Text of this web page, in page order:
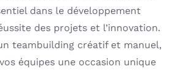
dans le développement
des projets et l’innovation.
teambuilding créatif et manuel,
équipes une occasion unique